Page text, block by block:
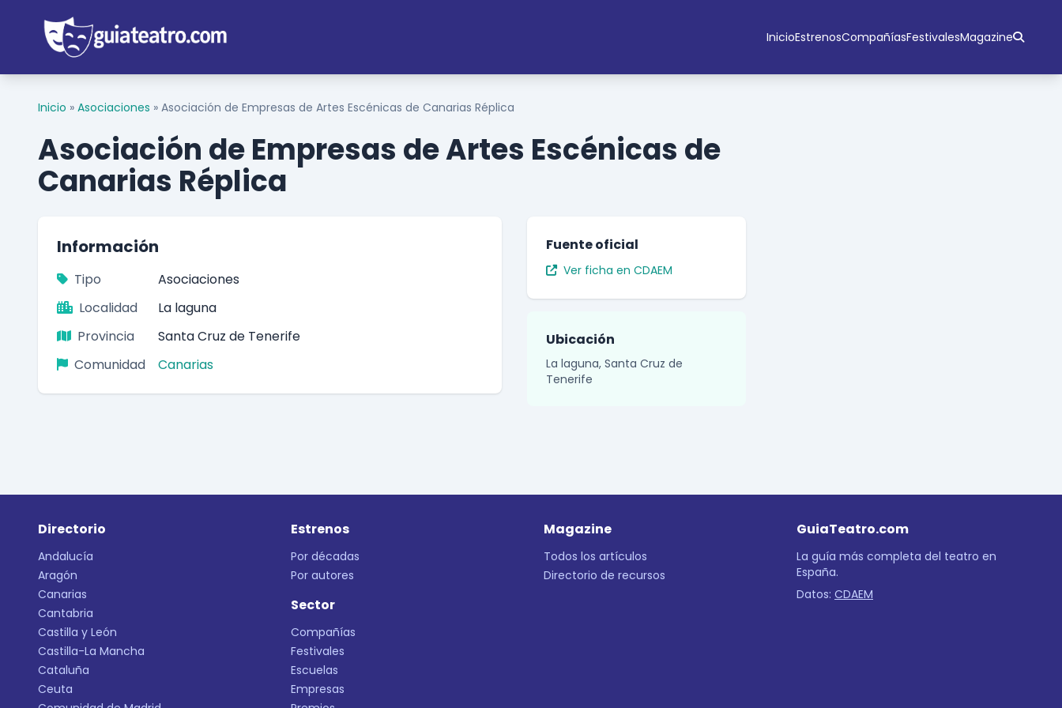
InicioEstrenosCompañíasFestivalesMagazine
Inicio » Asociaciones » Asociación de Empresas de Artes Escénicas de Canarias Réplica
Asociación de Empresas de Artes Escénicas de
Canarias Réplica
Información
Tipo
Asociaciones
Localidad
La laguna
Provincia
Santa Cruz de Tenerife
Comunidad
Canarias
Fuente oficial
Ver ficha en CDAEM
Ubicación
La laguna, Santa Cruz de
Tenerife
Directorio
Andalucía
Aragón
Canarias
Cantabria
Castilla y León
Castilla-La Mancha
Cataluña
Ceuta
Estrenos
Por décadas
Por autores
Sector
Compañías
Festivales
Escuelas
Empresas
Magazine
Todos los artículos
Directorio de recursos
GuiaTeatro.com
La guía más completa del teatro en
España.
Datos: CDAEM